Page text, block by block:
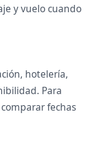
y vuelo cuando
hotelería,
Para
fechas